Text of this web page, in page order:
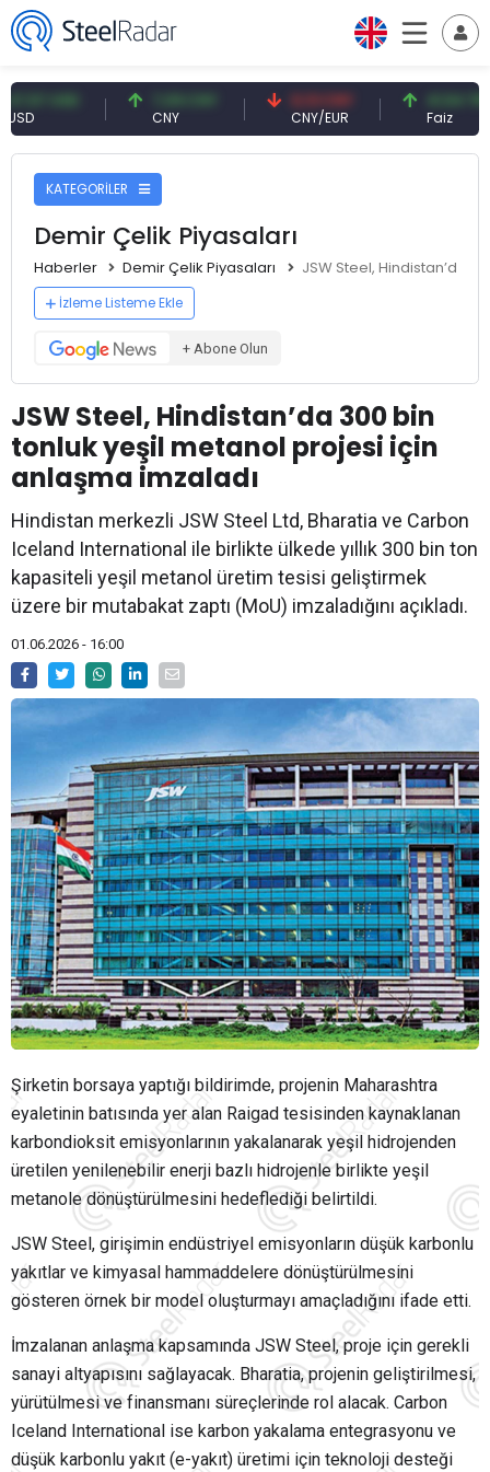
7,09 CNY 0,13 CNY
CNY/EUR
41,54 TRY
KATEGORİLER
Demir Çelik Piyasaları
Haberler Demir Çelik Piyasaları JSW Steel, Hindistan’da
İzleme Listeme Ekle
+ Abone Olun
JSW Steel, Hindistan’da 300 bin
tonluk yeşil metanol projesi için
anlaşma imzaladı
Hindistan merkezli JSW Steel Ltd, Bharatia ve Carbon
Iceland International ile birlikte ülkede yıllık 300 bin ton
kapasiteli yeşil metanol üretim tesisi geliştirmek
üzere bir mutabakat zaptı (MoU) imzaladığını açıkladı.
01.06.2026 - 16:00
Şirketin borsaya yaptığı bildirimde, projenin Maharashtra
eyaletinin batısında yer alan Raigad tesisinden kaynaklanan
karbondioksit emisyonlarının yakalanarak yeşil hidrojenden
üretilen yenilenebilir enerji bazlı hidrojenle birlikte yeşil
metanole dönüştürülmesini hedeflediği belirtildi.
JSW Steel, girişimin endüstriyel emisyonların düşük karbonlu
yakıtlar ve kimyasal hammaddelere dönüştürülmesini
gösteren örnek bir model oluşturmayı amaçladığını ifade etti.
İmzalanan anlaşma kapsamında JSW Steel, proje için gerekli
sanayi altyapısını sağlayacak. Bharatia, projenin geliştirilmesi,
yürütülmesi ve finansmanı süreçlerinde rol alacak. Carbon
Iceland International ise karbon yakalama entegrasyonu ve
düşük karbonlu yakıt (e-yakıt) üretimi için teknoloji desteği